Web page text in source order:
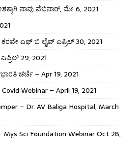
ನಾವು ವೆಬಿನಾರ್, ಮೇ 6, 2021
ಎಫ್ ಬಿ ಲೈವ್ ಎಪ್ರಿಲ್ 30, 2021
29, 2021
ಚರ್ಚೆ – Apr 19, 2021
Webinar – April 19, 2021
– Dr. AV Baliga Hospital, March
Mys Sci Foundation Webinar Oct 28,